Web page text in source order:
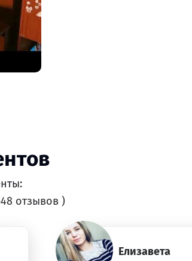
отзывов )
Елизавета